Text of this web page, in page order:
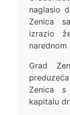
naglasio
Zenica
izrazio
Grad
Zenica
kapitalu